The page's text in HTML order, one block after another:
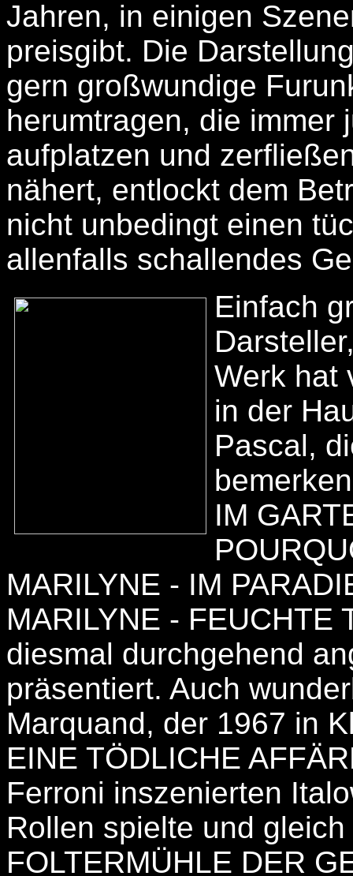
Jahren, in einigen
preisgibt. Die
gern großwundige
herumtragen, die immer
aufplatzen und
nähert, entlockt dem
nicht unbedingt einen
allenfalls schallendes
Einfach
Werk hat
in der
Pascal,
IM
MARILYNE - IM
MARILYNE - FEUCHTE
diesmal durchgehend
präsentiert. Auch
Marquand, der 1967 in
EINE TÖDLICHE
Ferroni inszenierten
Rollen spielte und
FOLTERMÜHLE DER